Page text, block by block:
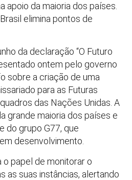
apoio da maioria dos países.
elimina pontos de
da declaração “O Futuro
ontem pelo governo
sobre a criação de uma
para as Futuras
das Nações Unidas. A
grande maioria dos países e
do grupo G77, que
desenvolvimento.
o papel de monitorar o
as suas instâncias, alertando